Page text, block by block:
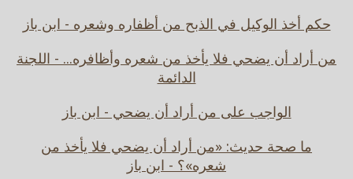
حكم أخذ الوكيل في الذبح من أظفاره وشعره - ابن باز
من أراد أن يضحي فلا يأخذ من شعره وأظافره... - اللجنة
الدائمة
الواجب على من أراد أن يضحي - ابن باز
ما صحة حديث: «من أراد أن يضحي فلا يأخذ من
شعره»؟ - ابن باز